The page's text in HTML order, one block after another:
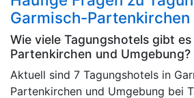
Garmisch-Partenkirchen
Wie viele Tagungshotels gibt
Partenkirchen und Umgebung?
Aktuell sind 7 Tagungshotels in
Partenkirchen und Umgebung bei